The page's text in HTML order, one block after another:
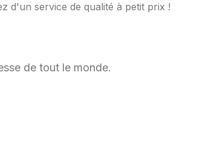
d'un service de qualité à petit prix !
de tout le monde.